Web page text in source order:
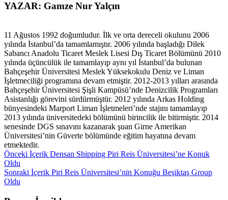
YAZAR: Gamze Nur Yalçın
11 Ağustos 1992 doğumludur. İlk ve orta dereceli okulunu 2006
yılında İstanbul’da tamamlamıştır. 2006 yılında başladığı Dilek
Sabancı Anadolu Ticaret Meslek Lisesi Dış Ticaret Bölümünü 2010
yılında üçüncülük ile tamamlayıp aynı yıl İstanbul’da bulunan
Bahçeşehir Üniversitesi Meslek Yüksekokulu Deniz ve Liman
İşletmeciliği programına devam etmiştir. 2012-2013 yılları arasında
Bahçeşehir Üniversitesi Şişli Kampüsü’nde Denizcilik Programları
Asistanlığı görevini sürdürmüştür. 2012 yılında Arkas Holding
bünyesindeki Marport Liman İşletmeleri’nde stajını tamamlayıp
2013 yılında üniversitedeki bölümünü birincilik ile bitirmiştir. 2014
senesinde DGS sınavını kazanarak şuan Girne Amerikan
Üniversitesi’nin Güverte bölümünde eğitim hayatına devam
etmektedir.
Önceki İçerik Densan Shipping Piri Reis Üniversitesi’ne Konuk
Oldu
Sonraki İçerik Piri Reis Üniversitesi’nin Konuğu Beşiktaş Group
Oldu